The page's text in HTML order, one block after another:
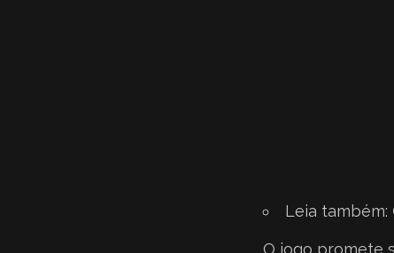
Leia também:
O jogo promete